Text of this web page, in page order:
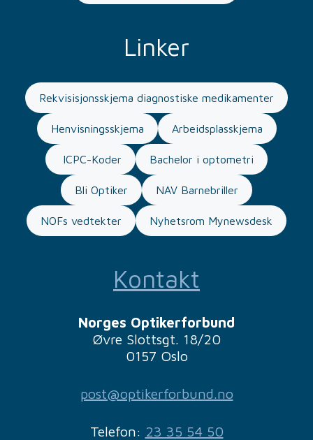
Linker
Rekvisisjonsskjema diagnostiske medikamenter
Henvisningsskjema Arbeidsplasskjema
ICPC-Koder Bachelor i optometri
Bli Optiker NAV Barnebriller
NOFs vedtekter Nyhetsrom Mynewsdesk
Kontakt
Norges Optikerforbund
Øvre Slottsgt. 18/20
0157 Oslo
post@optikerforbund.no
Telefon: 23 35 54 50